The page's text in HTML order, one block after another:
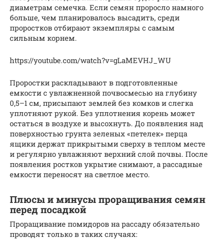
диаметрам семечка. Если семян проросло намного
больше, чем планировалось высадить, среди
проростков отбирают экземпляры с самым
сильным корнем.
https://youtube.com/watch?v=gLaMEVHJ_WU
Проростки раскладывают в подготовленные
емкости с увлажненной почвосмесью на глубину
0,5–1 см, присыпают землей без комков и слегка
уплотняют рукой. Без уплотнения корень может
остаться в воздухе и высохнуть. До появления над
поверхностью грунта зеленых «петелек» перца
ящики держат прикрытыми сверху в теплом месте
и регулярно увлажняют верхний слой почвы. После
появления ростков укрытие снимают, а рассадные
емкости переносят на светлое место.
Плюсы и минусы проращивания семян
перед посадкой
Проращивание помидоров на рассаду обязательно
проводят только в таких случаях: